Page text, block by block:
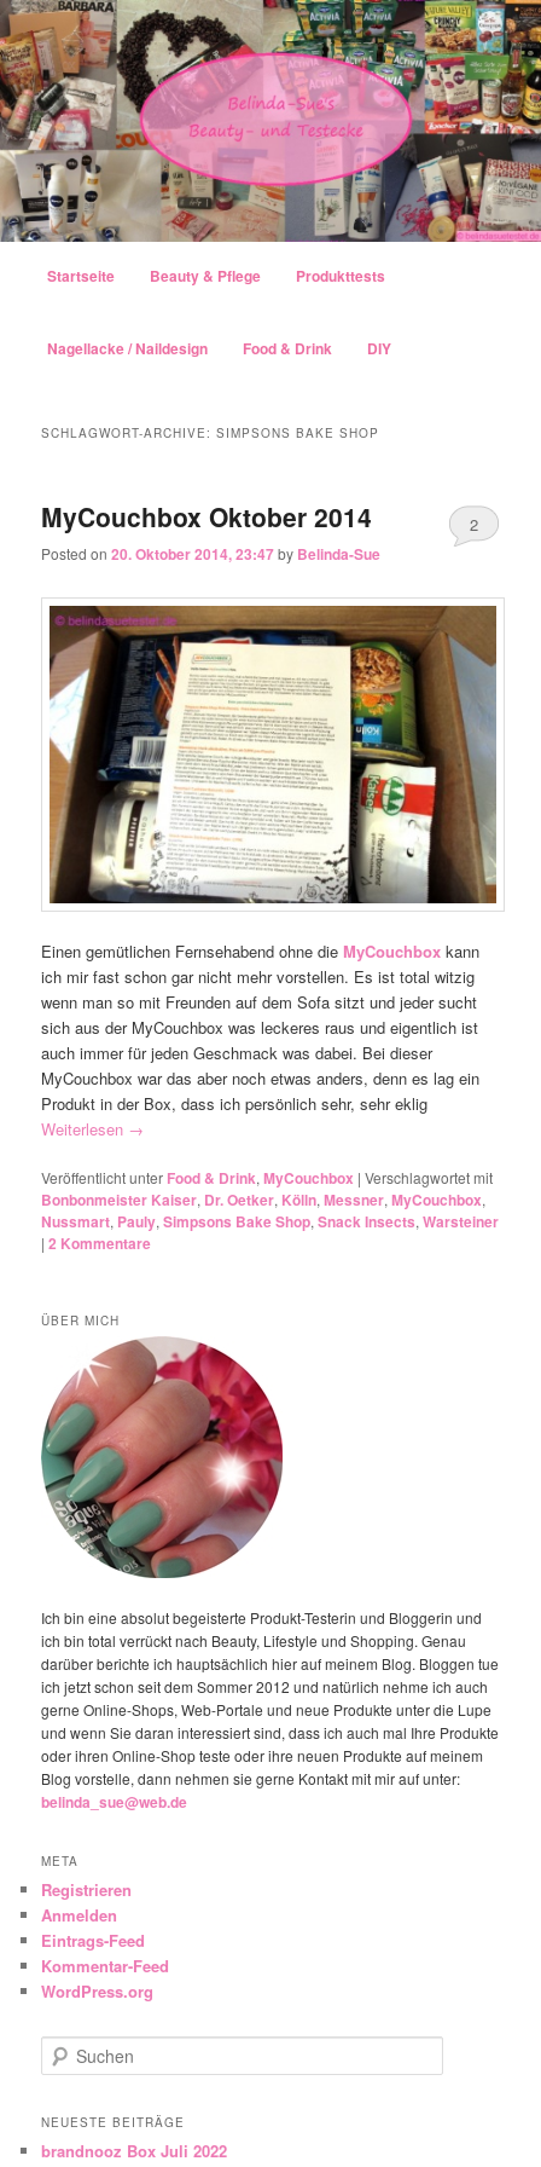
Zum Inhalt wechseln
Zum sekundären Inhalt wechseln
Startseite Beauty & Pflege Produkttests
Nagellacke / Naildesign Food & Drink DIY
SCHLAGWORT-ARCHIVE:SIMPSONS BAKE SHOP
MyCouchbox Oktober 2014
Posted on20. Oktober 2014, 23:47by Belinda-Sue
2
Einen gemütlichen Fernsehabend ohne die MyCouchbox kann
ich mir fast schon gar nicht mehr vorstellen. Es ist total witzig
wenn man so mit Freunden auf dem Sofa sitzt und jeder sucht
sich aus der MyCouchbox was leckeres raus und eigentlich ist
auch immer für jeden Geschmack was dabei. Bei dieser
MyCouchbox war das aber noch etwas anders, denn es lag ein
Produkt in der Box, dass ich persönlich sehr, sehr eklig
Weiterlesen →
Veröffentlicht unter Food & Drink,MyCouchbox |Verschlagwortet mit
Bonbonmeister Kaiser, Dr. Oetker, Kölln,Messner,MyCouchbox,
Nussmart, Pauly,Simpsons Bake Shop,Snack Insects,Warsteiner
|2 Kommentare
ÜBER MICH
Ich bin eine absolut begeisterte Produkt-Testerin und Bloggerin und
ich bin total verrückt nach Beauty, Lifestyle und Shopping. Genau
darüber berichte ich hauptsächlich hier auf meinem Blog. Bloggen tue
ich jetzt schon seit dem Sommer 2012 und natürlich nehme ich auch
gerne Online-Shops, Web-Portale und neue Produkte unter die Lupe
und wenn Sie daran interessiert sind, dass ich auch mal Ihre Produkte
oder ihren Online-Shop teste oder ihre neuen Produkte auf meinem
Blog vorstelle, dann nehmen sie gerne Kontakt mit mir auf unter:
belinda_sue@web.de
META
Registrieren
Anmelden
Eintrags-Feed
Kommentar-Feed
WordPress.org
Suchen
NEUESTE BEITRÄGE
brandnooz Box Juli 2022